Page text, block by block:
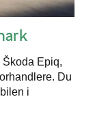
Epiq,
Du
i